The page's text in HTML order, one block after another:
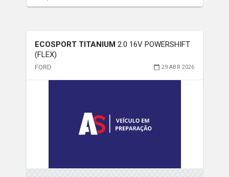
ECOSPORT TITANIUM 2.0 16V POWERSHIFT
(FLEX)
FORD 29 ABR 2026